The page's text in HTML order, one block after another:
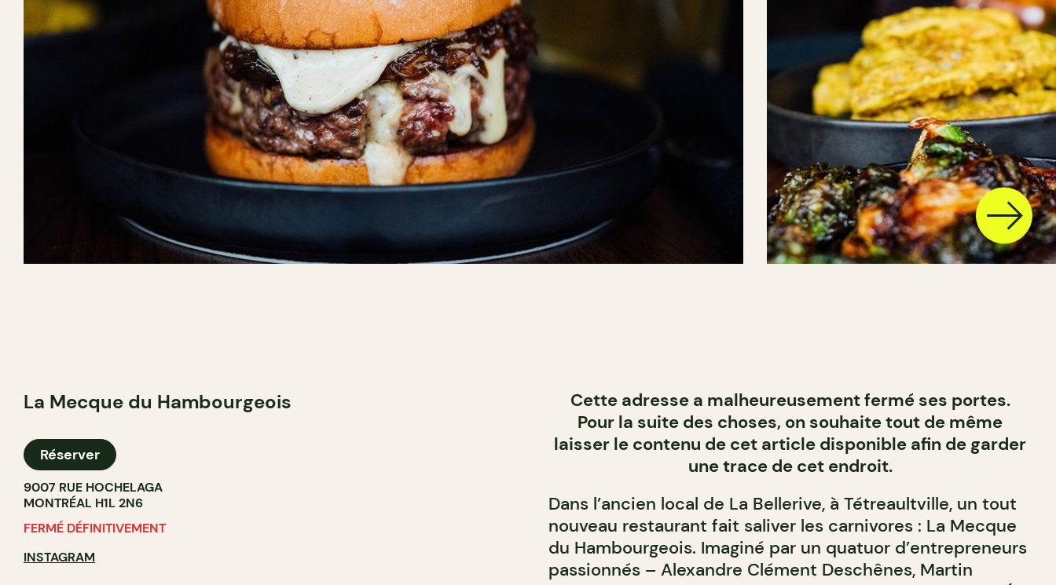
La Mecque du Hambourgeois
Réserver
9007 RUE HOCHELAGA
MONTRÉAL H1L 2N6
FERMÉ DÉFINITIVEMENT
INSTAGRAM
Cette adresse a malheureusement fermé ses portes.
Pour la suite des choses, on souhaite tout de même
laisser le contenu de cet article disponible afin de garder
une trace de cet endroit.
Dans l’ancien local de La Bellerive, à Tétreaultville, un tout
nouveau restaurant fait saliver les carnivores : La Mecque
du Hambourgeois. Imaginé par un quatuor d’entrepreneurs
passionnés – Alexandre Clément Deschênes, Martin